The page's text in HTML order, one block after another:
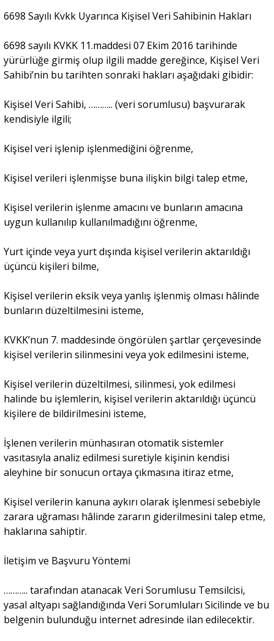
6698 Sayılı Kvkk Uyarınca Kişisel Veri Sahibinin Hakları
6698 sayılı KVKK 11.maddesi 07 Ekim 2016 tarihinde
yürürlüğe girmiş olup ilgili madde gereğince, Kişisel Veri
Sahibi’nin bu tarihten sonraki hakları aşağıdaki gibidir:
Kişisel Veri Sahibi, ……….. (veri sorumlusu) başvurarak
kendisiyle ilgili;
Kişisel veri işlenip işlenmediğini öğrenme,
Kişisel verileri işlenmişse buna ilişkin bilgi talep etme,
Kişisel verilerin işlenme amacını ve bunların amacına
uygun kullanılıp kullanılmadığını öğrenme,
Yurt içinde veya yurt dışında kişisel verilerin aktarıldığı
üçüncü kişileri bilme,
Kişisel verilerin eksik veya yanlış işlenmiş olması hâlinde
bunların düzeltilmesini isteme,
KVKK’nun 7. maddesinde öngörülen şartlar çerçevesinde
kişisel verilerin silinmesini veya yok edilmesini isteme,
Kişisel verilerin düzeltilmesi, silinmesi, yok edilmesi
halinde bu işlemlerin, kişisel verilerin aktarıldığı üçüncü
kişilere de bildirilmesini isteme,
İşlenen verilerin münhasıran otomatik sistemler
vasıtasıyla analiz edilmesi suretiyle kişinin kendisi
aleyhine bir sonucun ortaya çıkmasına itiraz etme,
Kişisel verilerin kanuna aykırı olarak işlenmesi sebebiyle
zarara uğraması hâlinde zararın giderilmesini talep etme,
haklarına sahiptir.
İletişim ve Başvuru Yöntemi
……….. tarafından atanacak Veri Sorumlusu Temsilcisi,
yasal altyapı sağlandığında Veri Sorumluları Sicilinde ve bu
belgenin bulunduğu internet adresinde ilan edilecektir.